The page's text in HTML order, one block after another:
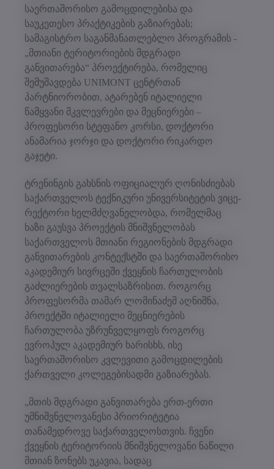
საერთაშორისო გამოცდილებისა და
საუკეთესო პრაქტიკების გაზიარებას;
სამაგისტრო საგანმანათლებლო პროგრამის -
„მთიანი ტერიტორიების მდგრადი
განვითარება“ პროექტირება, რომელიც
შემუშავდება UNIMONT ცენტრთან
პარტნიორობით, ატარებენ იტალიელი
წამყვანი მკვლევრები და მეცნიერები –
პროფესორი სტეფანო კორსი, დოქტორი
ანამარია ჯორჯი და დოქტორი რიკარდო
გაჯეტი.
ტრენინგის გახსნის ოფიციალურ ღონისძიებას
საქართველოს ტექნიკური უნივერსიტეტის ვიცე-
რექტორი ხელმძღვანელობდა, რომელმაც
ხაზი გაუსვა პროექტის მნიშვნელობას
საქართველოს მთიანი რეგიონების მდგრადი
განვითარების კონტექსტში და საერთაშორისო
აკადემიურ სივრცეში ქვეყნის ჩართულობის
გაძლიერების თვალსაზრისით. როგორც
პროფესორმა თამარ ლომინაძემ აღნიშნა,
პროექტში იტალიელი მეცნიერების
ჩართულობა უზრუნველყოფს როგორც
ევროპულ აკადემიურ ხარისხს, ისე
საერთაშორისო კვლევითი გამოცდილების
ქართველი კოლეგებისადმი გაზიარებას.
„მთის მდგრადი განვითარება ერთ-ერთი
უმნიშვნელოვანესი პრიორიტეტია
თანამედროვე საქართველოსთვის. ჩვენი
ქვეყნის ტერიტორიის მნიშვნელოვანი ნაწილი
მთიან ზონებს უკავია, სადაც